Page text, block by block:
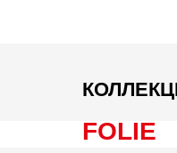
FOLIE